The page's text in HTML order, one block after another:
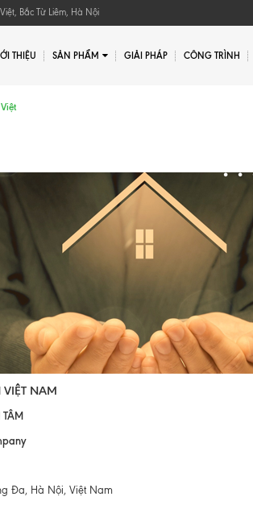
Bắc Từ Liêm, Hà Nội
THIỆU SẢN PHẨM GIẢI PHÁP CÔNG TRÌNH
NAM
TÂM
Đa, Hà Nội, Việt Nam